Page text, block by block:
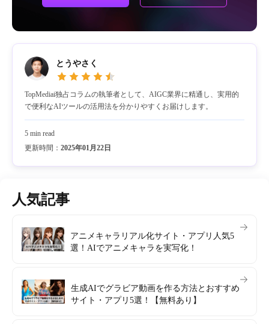
とうやさく
TopMediai独占コラムの執筆者として、AIGC業界に精通し、実用的
で便利なAIツールの活用法を分かりやすくお届けします。
5 min read
更新時間： 2025年01月22日
人気記事
アニメキャラリアル化サイト・アプリ人気5
選！AIでアニメキャラを実写化！
生成AIでグラビア動画を作る方法とおすすめ
サイト・アプリ5選！【無料あり】